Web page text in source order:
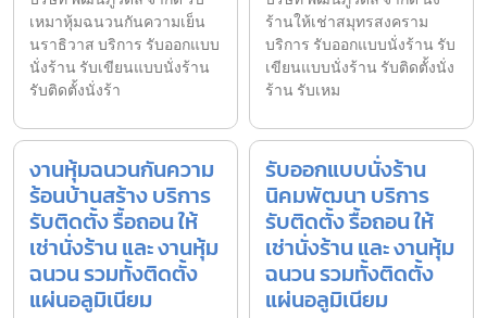
เหมาหุ้มฉนวนกันความเย็น
นราธิวาส บริการ รับออกแบบ
นั่งร้าน รับเขียนแบบนั่งร้าน
รับติดตั้งนั่งร้า
ร้านให้เช่าสมุทรสงคราม
บริการ รับออกแบบนั่งร้าน รับ
เขียนแบบนั่งร้าน รับติดตั้งนั่ง
ร้าน รับเหม
งานหุ้มฉนวนกันความ
ร้อนบ้านสร้าง บริการ
รับติดตั้ง รื้อถอน ให้
เช่านั่งร้าน และ งานหุ้ม
ฉนวน รวมทั้งติดตั้ง
แผ่นอลูมิเนียม
รับออกแบบนั่งร้าน
นิคมพัฒนา บริการ
รับติดตั้ง รื้อถอน ให้
เช่านั่งร้าน และ งานหุ้ม
ฉนวน รวมทั้งติดตั้ง
แผ่นอลูมิเนียม